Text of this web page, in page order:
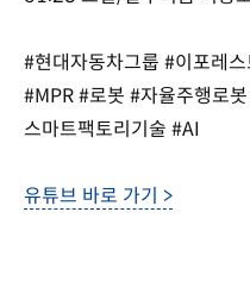
#현대자동차그룹 #이포레
#MPR #로봇 #자율주행로
스마트팩토리기술 #AI
유튜브 바로 가기 >